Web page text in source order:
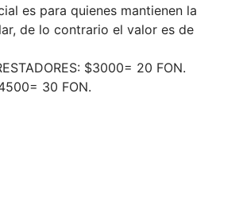
es para quienes mantienen la
de lo contrario el valor es de
$3000= 20 FON.
30 FON.